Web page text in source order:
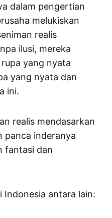
dalam pengertian
melukiskan
realis
ilusi, mereka
yang nyata
yang nyata dan
ini.
realis mendasarkan
panca inderanya
fantasi dan
antara lain: